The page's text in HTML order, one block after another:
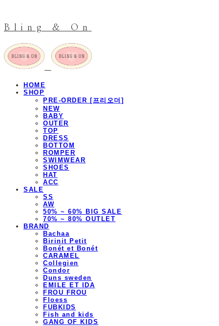
Bling & On
HOME
SHOP
PRE-ORDER [프리오더]
NEW
BABY
OUTER
TOP
DRESS
BOTTOM
ROMPER
SWIMWEAR
SHOES
HAT
ACC
SALE
SS
AW
50% ~ 60% BIG SALE
70% ~ 80% OUTLET
BRAND
Bachaa
Birinit Petit
Bonét et Bonét
CARAMEL
Collegien
Condor
Duns sweden
EMILE ET IDA
FROU FROU
Floess
FUBKIDS
Fish and kids
GANG OF KIDS